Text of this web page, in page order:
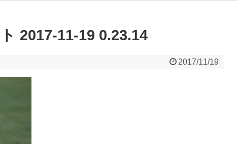
2017-11-19 0.23.14
2017/11/19